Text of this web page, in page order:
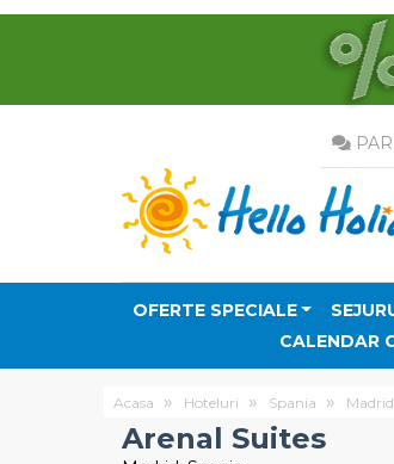
OFERTE SPECIALE
CALENDAR
Acasa Hoteluri Spania Madrid
Arenal Suites